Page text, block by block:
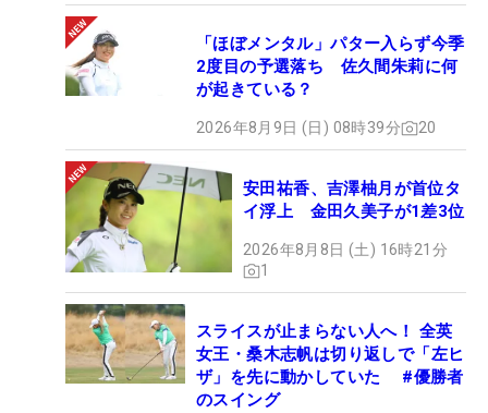
「ほぼメンタル」パター入らず今季
2度目の予選落ち 佐久間朱莉に何
が起きている？
2026年8月9日 (日) 08時39分 20
安田祐香、吉澤柚月が首位タ
イ浮上 金田久美子が1差3位
2026年8月8日 (土) 16時21分
1
スライスが止まらない人へ！ 全英
女王・桑木志帆は切り返しで「左ヒ
ザ」を先に動かしていた #優勝者
のスイング